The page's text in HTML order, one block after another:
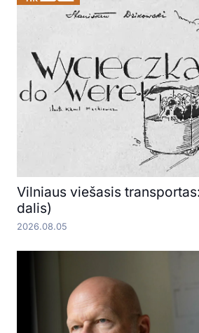
Vilniaus viešasis
dalis)
2026.08.05